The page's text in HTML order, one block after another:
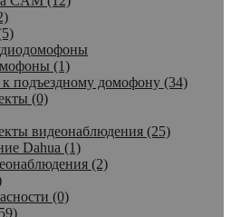
(1)
подъездному домофону (34)
(0)
видеонаблюдения (25)
Dahua (1)
(2)
(0)